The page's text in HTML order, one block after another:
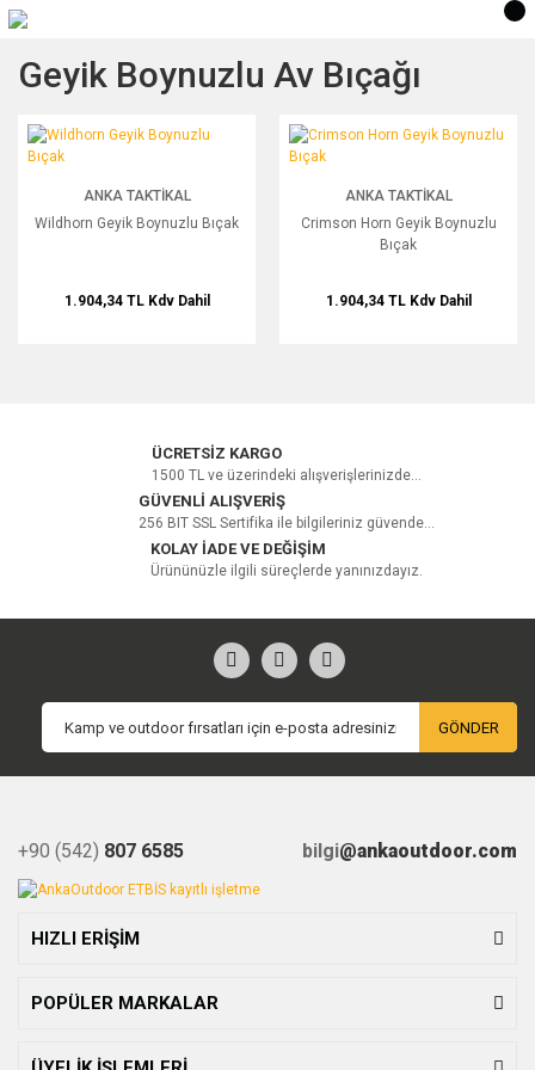
Geyik Boynuzlu Av Bıçağı
Wildhorn Geyik Boynuzlu Bıçak
ANKA TAKTIKAL
Wildhorn Geyik Boynuzlu Bıçak
1.904,34 TL Kdv Dahil
Crimson Horn Geyik Boynuzlu Bıçak
ANKA TAKTIKAL
Crimson Horn Geyik Boynuzlu
Bıçak
1.904,34 TL Kdv Dahil
ÜCRETSİZ KARGO
1500 TL ve üzerindeki alışverişlerinizde...
GÜVENLİ ALIŞVERİŞ
256 BIT SSL Sertifika ile bilgileriniz güvende...
KOLAY İADE VE DEĞİŞİM
Ürününüzle ilgili süreçlerde yanınızdayız.
GÖNDER
+90 (542) 807 6585 bilgi@ankaoutdoor.com
HIZLI ERİŞİM
POPÜLER MARKALAR